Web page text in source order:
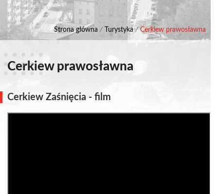
Strona główna / Turystyka / Cerkiew prawosławna
Cerkiew prawosławna
Cerkiew Zaśnięcia - film